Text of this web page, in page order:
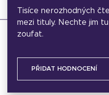
Tisíce nerozhodných
mezi tituly. Nechte jim
zoufat.
PŘIDAT HODNOCENÍ